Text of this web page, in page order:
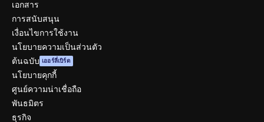
เอกสาร
การสนับสนุน
เงื่อนไขการใช้งาน
นโยบายความเป็นส่วนตัว
ต้นฉบับ เออร์ลี่เบิร์ด
นโยบายคุกกี้
ศูนย์ความน่าเชื่อถือ
พันธมิตร
ธุรกิจ